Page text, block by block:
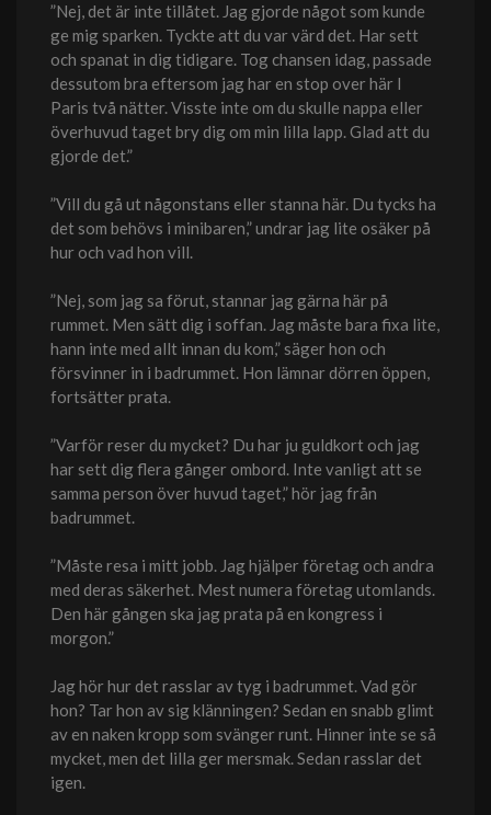
”Nej, det är inte tillåtet. Jag gjorde något som kunde
ge mig sparken. Tyckte att du var värd det. Har sett
och spanat in dig tidigare. Tog chansen idag, passade
dessutom bra eftersom jag har en stop over här I
Paris två nätter. Visste inte om du skulle nappa eller
överhuvud taget bry dig om min lilla lapp. Glad att du
gjorde det.”
”Vill du gå ut någonstans eller stanna här. Du tycks ha
det som behövs i minibaren,” undrar jag lite osäker på
hur och vad hon vill.
”Nej, som jag sa förut, stannar jag gärna här på
rummet. Men sätt dig i soffan. Jag måste bara fixa lite,
hann inte med allt innan du kom,” säger hon och
försvinner in i badrummet. Hon lämnar dörren öppen,
fortsätter prata.
”Varför reser du mycket? Du har ju guldkort och jag
har sett dig flera gånger ombord. Inte vanligt att se
samma person över huvud taget,” hör jag från
badrummet.
”Måste resa i mitt jobb. Jag hjälper företag och andra
med deras säkerhet. Mest numera företag utomlands.
Den här gången ska jag prata på en kongress i
morgon.”
Jag hör hur det rasslar av tyg i badrummet. Vad gör
hon? Tar hon av sig klänningen? Sedan en snabb glimt
av en naken kropp som svänger runt. Hinner inte se så
mycket, men det lilla ger mersmak. Sedan rasslar det
igen.